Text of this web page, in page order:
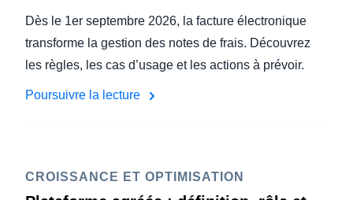
Dès le 1er septembre 2026, la facture électronique
transforme la gestion des notes de frais. Découvrez
les règles, les cas d’usage et les actions à prévoir.
Poursuivre la lecture
CROISSANCE ET OPTIMISATION